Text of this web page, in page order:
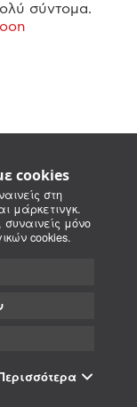
cookies
στη
μάρκετινγκ.
μόνο
cookies.
σύντομα.